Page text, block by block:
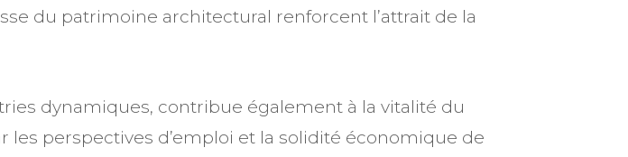
du patrimoine architectural renforcent l’attrait de la
dynamiques, contribue également à la vitalité du
perspectives d’emploi et la solidité économique de